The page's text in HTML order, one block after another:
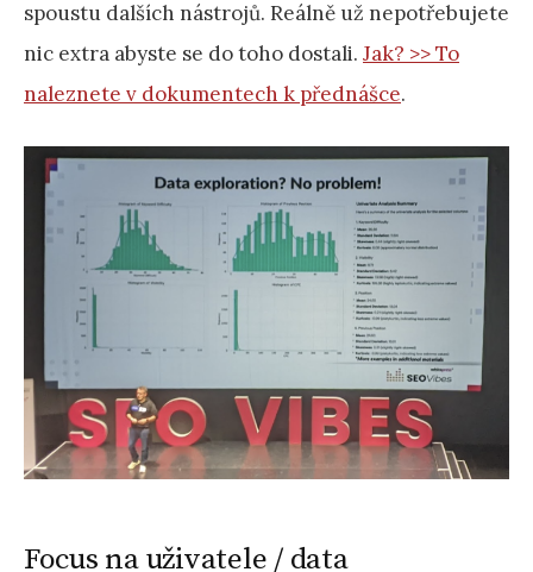
spoustu dalších nástrojů. Reálně už nepotřebujete
nic extra abyste se do toho dostali. Jak? >> To
naleznete v dokumentech k přednášce.
Focus na uživatele / data